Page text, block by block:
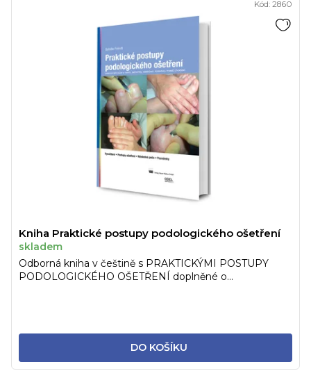
Kniha Praktické postupy podologického ošetření
skladem
DO KOŠÍKU
Odborná kniha v češtině s PRAKTICKÝMI POSTUPY
PODOLOGICKÉHO OŠETŘENÍ doplněné o...
Kód: 2860